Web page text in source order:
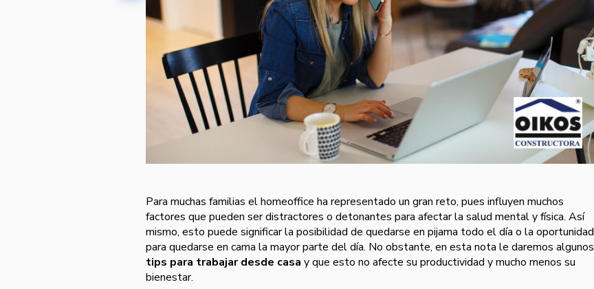
Para muchas familias el homeoffice ha representado un gran reto, pues influyen muchos
factores que pueden ser distractores o detonantes para afectar la salud mental y física. Así
mismo, esto puede significar la posibilidad de quedarse en pijama todo el día o la oportunidad
para quedarse en cama la mayor parte del día. No obstante, en esta nota le daremos algunos
tips para trabajar desde casa y que esto no afecte su productividad y mucho menos su
bienestar.